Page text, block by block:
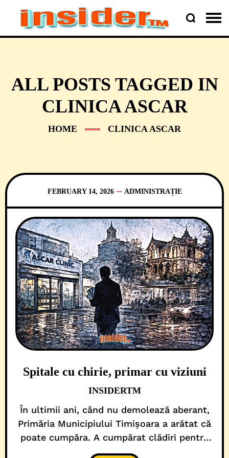
ALL POSTS TAGGED IN
CLINICA ASCAR
HOME CLINICA ASCAR
FEBRUARY 14, 2026 ADMINISTRAȚIE
Spitale cu chirie, primar cu viziuni
INSIDERTM
În ultimii ani, când nu demolează aberant,
Primăria Municipiului Timișoara a arătat că
poate cumpăra. A cumpărat clădiri pentru
viitoare destinații de centre culturale. Apoi,